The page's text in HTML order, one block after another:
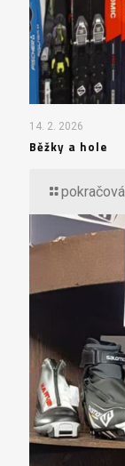
14. 2. 2026
Běžky a hole